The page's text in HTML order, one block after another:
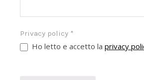
Privacy policy *
Ho letto e accetto la privacy